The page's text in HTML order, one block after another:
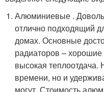
Алюминиевые .
отлично подходящий
домах. Основные
радиаторов – хорошие
высокая теплоотдача.
времени, но и